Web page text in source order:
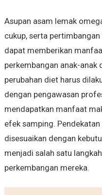
Asupan asam lemak
cukup, serta
dapat memberikan
perkembangan anak-anak
perubahan diet harus
dengan pengawasan
mendapatkan manfaat
efek samping.
disesuaikan dengan
menjadi salah satu
perkembangan mereka.